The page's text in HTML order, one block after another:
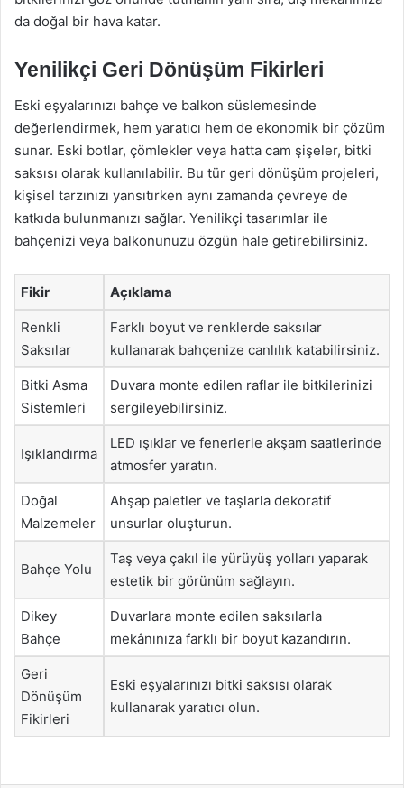
da doğal bir hava katar.
Yenilikçi Geri Dönüşüm Fikirleri
Eski eşyalarınızı bahçe ve balkon süslemesinde
değerlendirmek, hem yaratıcı hem de ekonomik bir çözüm
sunar. Eski botlar, çömlekler veya hatta cam şişeler, bitki
saksısı olarak kullanılabilir. Bu tür geri dönüşüm projeleri,
kişisel tarzınızı yansıtırken aynı zamanda çevreye de
katkıda bulunmanızı sağlar. Yenilikçi tasarımlar ile
bahçenizi veya balkonunuzu özgün hale getirebilirsiniz.
Fikir Açıklama
Renkli
Saksılar
Farklı boyut ve renklerde saksılar
kullanarak bahçenize canlılık katabilirsiniz.
Bitki Asma
Sistemleri
Duvara monte edilen raflar ile bitkilerinizi
sergileyebilirsiniz.
Işıklandırma
LED ışıklar ve fenerlerle akşam saatlerinde
atmosfer yaratın.
Doğal
Malzemeler
Ahşap paletler ve taşlarla dekoratif
unsurlar oluşturun.
Bahçe Yolu
Taş veya çakıl ile yürüyüş yolları yaparak
estetik bir görünüm sağlayın.
Dikey
Bahçe
Duvarlara monte edilen saksılarla
mekânınıza farklı bir boyut kazandırın.
Geri
Dönüşüm
Fikirleri
Eski eşyalarınızı bitki saksısı olarak
kullanarak yaratıcı olun.